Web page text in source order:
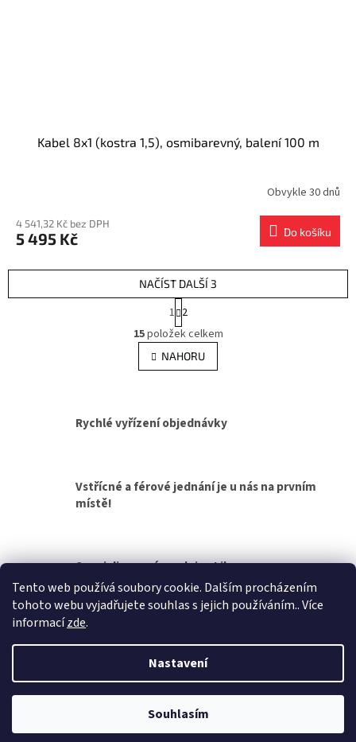
Tento web používá soubory cookie. Dalším procházením
tohoto webu vyjadřujete souhlas s jejich používáním.. Více
informacízde.
Nastavení
Souhlasím
Kabel 8x1 (kostra 1,5), osmibarevný, balení 100 m
Obvykle 30 dnů
4 541,32 Kč bez DPH
5 495 Kč Do košíku
O
v
l
á
c
í
k
p
i
s
u
NAČÍST DALŠÍ 3
t
r
á
n
k
n
1 2
15položek celkem
NAHORU
Rychlé vyřízení objednávky
Vstřícné a férové jednání je u nás na prvním
místě!
Specializovaná prodejna Liberec
Copyright 2026Přívěsy za auto, přívěsné vozíky. Všechna práva
vyhrazena.